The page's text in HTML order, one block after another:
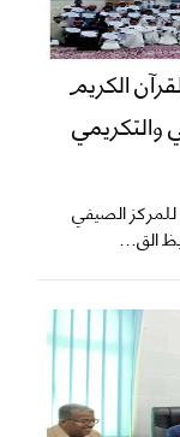
الكريم
والتكريمي
الصيفي
الق...